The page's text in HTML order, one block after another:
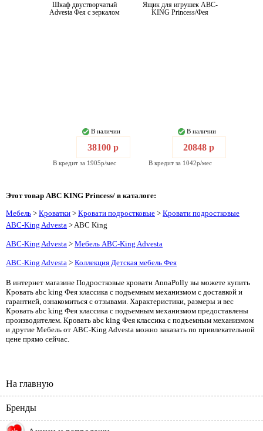
Шкаф двустворчатый
Advesta Фея с зеркалом
В наличии
38100 р
В кредит за 1905р/мес
Ящик для игрушек ABC-
KING Princess/Фея
В наличии
20848 р
В кредит за 1042р/мес
Этот товар ABC KING Princess/ в каталоге:
Мебель > Кроватки > Кровати подростковые > Кровати подростковые
ABC-King Advesta > ABC King
ABC-King Advesta > Мебель ABC-King Advesta
ABC-King Advesta > Коллекция Детская мебель Фея
В интернет магазине Подростковые кровати AnnaPolly вы можете купить
Кровать abc king Фея классика с подъемным механизмом с доставкой и
гарантией, ознакомиться с отзывами. Характеристики, размеры и вес
Кровать abc king Фея классика с подъемным механизмом предоставлены
производителем. Кровать abc king Фея классика с подъемным механизмом
и другие Мебель от ABC-King Advesta можно заказать по привлекательной
цене прямо сейчас.
На главную
Бренды